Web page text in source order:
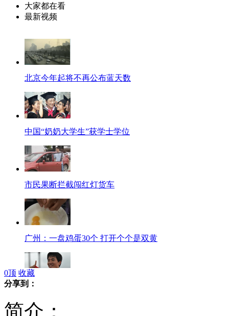
大家都在看
最新视频
北京今年起将不再公布蓝天数
中国“奶奶大学生”获学士学位
市民果断拦截闯红灯货车
广州：一盘鸡蛋30个 打开个个是双黄
0顶 收藏
分享到：
简介：